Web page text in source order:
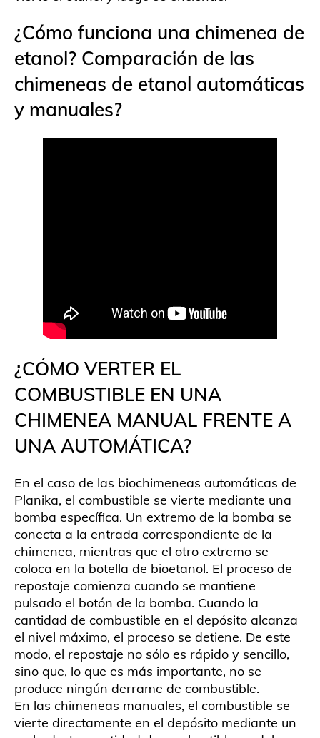
¿Cómo funciona una chimenea de
etanol? Comparación de las
chimeneas de etanol automáticas
y manuales?
¿CÓMO VERTER EL
COMBUSTIBLE EN UNA
CHIMENEA MANUAL FRENTE A
UNA AUTOMÁTICA?
En el caso de las biochimeneas automáticas de
Planika, el combustible se vierte mediante una
bomba específica. Un extremo de la bomba se
conecta a la entrada correspondiente de la
chimenea, mientras que el otro extremo se
coloca en la botella de bioetanol. El proceso de
repostaje comienza cuando se mantiene
pulsado el botón de la bomba. Cuando la
cantidad de combustible en el depósito alcanza
el nivel máximo, el proceso se detiene. De este
modo, el repostaje no sólo es rápido y sencillo,
sino que, lo que es más importante, no se
produce ningún derrame de combustible.
En las chimeneas manuales, el combustible se
vierte directamente en el depósito mediante un